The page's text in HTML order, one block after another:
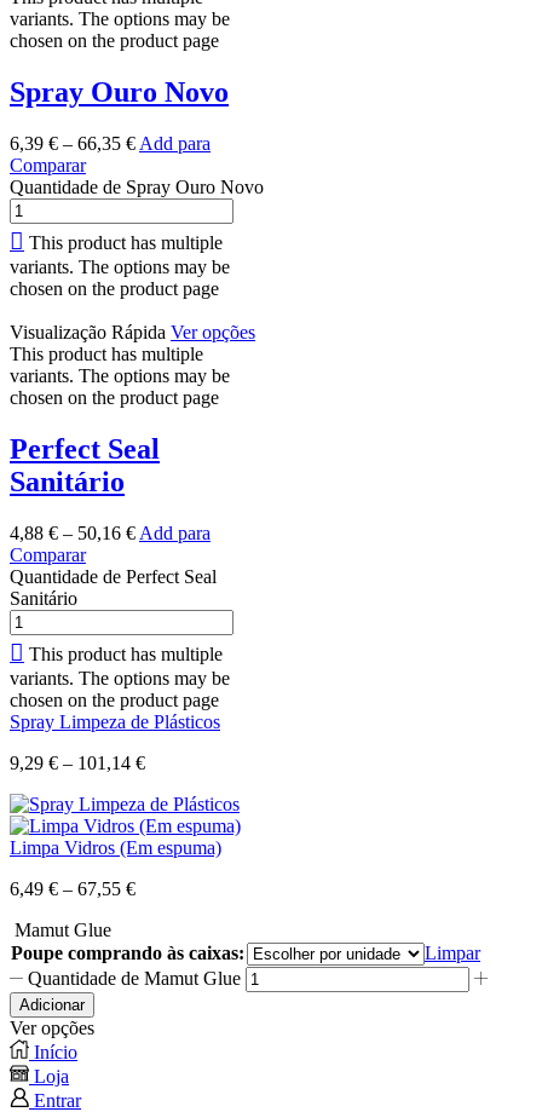
variants. The options may be
chosen on the product page
Spray Ouro Novo
6,39 € – 66,35 € Add para
Comparar
Quantidade de Spray Ouro Novo
This product has multiple
variants. The options may be
chosen on the product page
Visualização Rápida Ver opções
This product has multiple
variants. The options may be
chosen on the product page
Perfect Seal
Sanitário
4,88 € – 50,16 € Add para
Comparar
Quantidade de Perfect Seal
Sanitário
This product has multiple
variants. The options may be
chosen on the product page
Spray Limpeza de Plásticos
9,29 € – 101,14 €
Limpa Vidros (Em espuma)
6,49 € – 67,55 €
Mamut Glue
Poupe comprando às caixas:
Limpar
Quantidade de Mamut Glue
Adicionar
Ver opções
Início
Loja
Entrar